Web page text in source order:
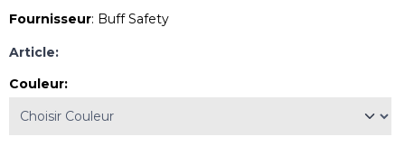
Fournisseur: Buff Safety
Article:
Couleur: